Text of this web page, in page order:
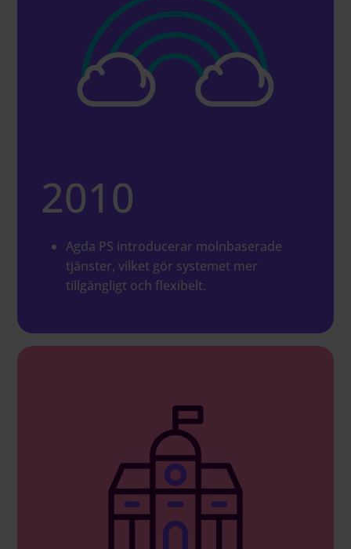
2010
Agda PS introducerar molnbaserade
tjänster, vilket gör systemet mer
tillgängligt och flexibelt.